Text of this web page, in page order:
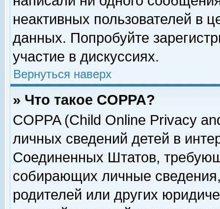
неактивных пользователей в
данных. Попробуйте
участие в дискуссиях.
Вернуться наверх
» Что такое COPPA?
COPPA (Child Online Privacy
личных сведений детей в
Соединенных Штатов,
собирающих личные
родителей или других